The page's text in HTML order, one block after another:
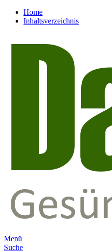
Home
Inhaltsverzeichnis
Menü
Suche